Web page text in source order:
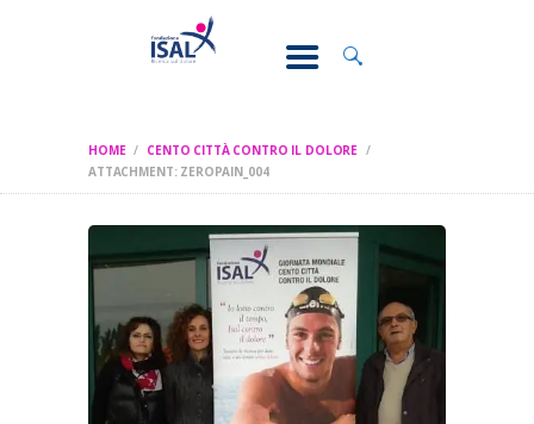
HOME
CENTO CITTÀ CONTRO IL DOLORE
ATTACHMENT: ZEROPAIN_004
CONOSCI IL
DOLORE
ASSISTENZA
RICERCA
FORMAZIONE
CHI SIAMO